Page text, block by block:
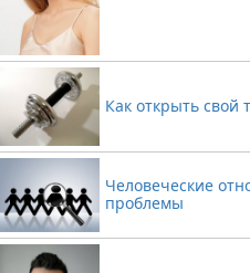
Как открыть свой
Человеческие
проблемы